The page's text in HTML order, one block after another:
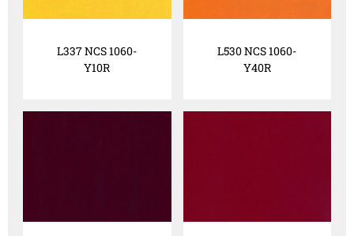
L337 NCS 1060-
Y10R
L530 NCS 1060-
Y40R